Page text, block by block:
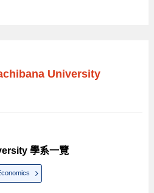
University
學系一覽